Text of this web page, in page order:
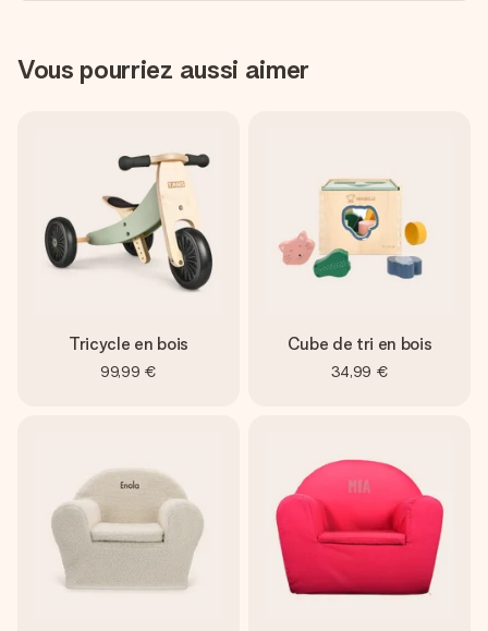
Vous pourriez aussi aimer
Tricycle en bois
99,99 €
Cube de tri en bois
34,99 €